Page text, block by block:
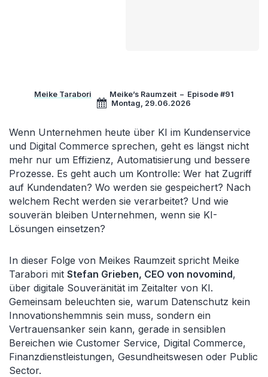
Meike Tarabori Meike’s Raumzeit – Episode #91
Montag, 29.06.2026
Wenn Unternehmen heute über KI im Kundenservice
und Digital Commerce sprechen, geht es längst nicht
mehr nur um Effizienz, Automatisierung und bessere
Prozesse. Es geht auch um Kontrolle: Wer hat Zugriff
auf Kundendaten? Wo werden sie gespeichert? Nach
welchem Recht werden sie verarbeitet? Und wie
souverän bleiben Unternehmen, wenn sie KI-
Lösungen einsetzen?
In dieser Folge von Meikes Raumzeit spricht Meike
Tarabori mit Stefan Grieben, CEO von novomind,
über digitale Souveränität im Zeitalter von KI.
Gemeinsam beleuchten sie, warum Datenschutz kein
Innovationshemmnis sein muss, sondern ein
Vertrauensanker sein kann, gerade in sensiblen
Bereichen wie Customer Service, Digital Commerce,
Finanzdienstleistungen, Gesundheitswesen oder Public
Sector.